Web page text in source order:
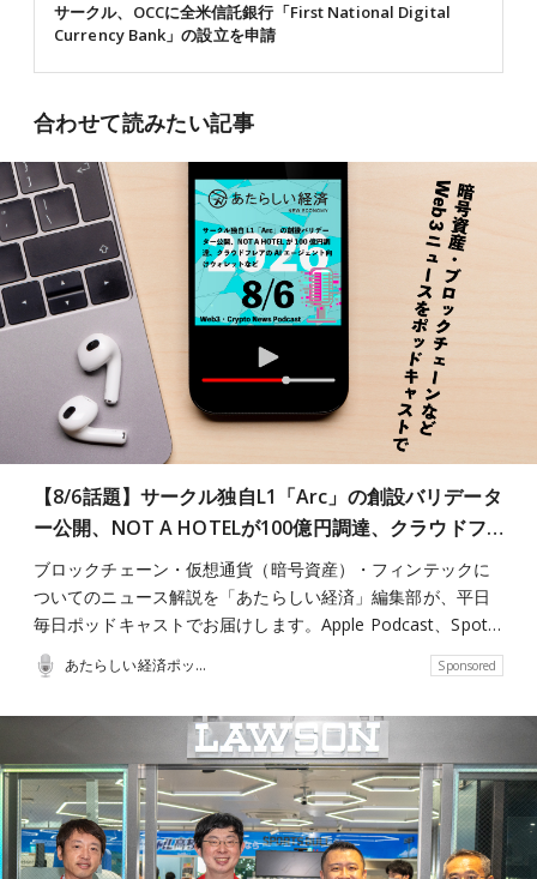
サークル、OCCに全米信託銀行「First National Digital
Currency Bank」の設立を申請
合わせて読みたい記事
【8/6話題】サークル独自L1「Arc」の創設バリデータ
ー公開、NOT A HOTELが100億円調達、クラウドフ…
ブロックチェーン・仮想通貨（暗号資産）・フィンテックに
ついてのニュース解説を「あたらしい経済」編集部が、平日
毎日ポッドキャストでお届けします。Apple Podcast、Spot…
あたらしい経済ポッドキャスト Sponsored